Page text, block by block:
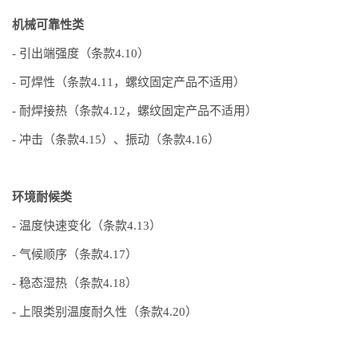
机械可靠性类
- 引出端强度（条款4.10）
- 可焊性（条款4.11，螺纹固定产品不适用）
- 耐焊接热（条款4.12，螺纹固定产品不适用）
- 冲击（条款4.15）、振动（条款4.16）
环境耐候类
- 温度快速变化（条款4.13）
- 气候顺序（条款4.17）
- 稳态湿热（条款4.18）
- 上限类别温度耐久性（条款4.20）